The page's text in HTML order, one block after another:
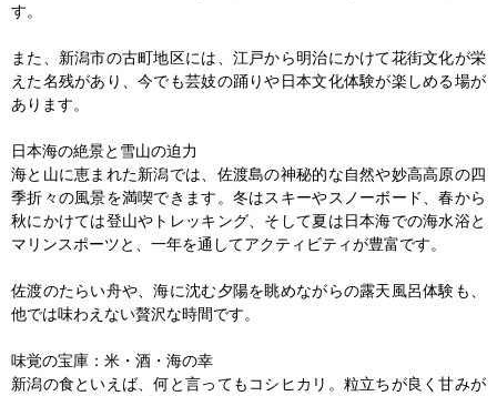
す。
また、新潟市の古町地区には、江戸から明治にかけて花街文化が栄
えた名残があり、今でも芸妓の踊りや日本文化体験が楽しめる場が
あります。
日本海の絶景と雪山の迫力
海と山に恵まれた新潟では、佐渡島の神秘的な自然や妙高高原の四
季折々の風景を満喫できます。冬はスキーやスノーボード、春から
秋にかけては登山やトレッキング、そして夏は日本海での海水浴と
マリンスポーツと、一年を通してアクティビティが豊富です。
佐渡のたらい舟や、海に沈む夕陽を眺めながらの露天風呂体験も、
他では味わえない贅沢な時間です。
味覚の宝庫：米・酒・海の幸
新潟の食といえば、何と言ってもコシヒカリ。粒立ちが良く甘みが